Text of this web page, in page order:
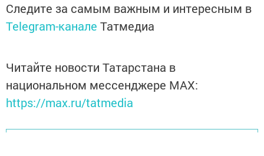
Следите за самым важным и интересным в
Telegram-канале Татмедиа
Читайте новости Татарстана в
национальном мессенджере MАХ:
https://max.ru/tatmedia